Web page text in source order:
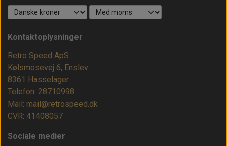
Kontaktoplysninger
Retro Speed ApS
Kølsmosevej 6, Enslev
8361 Hasselager
Telefon: 28710998
Mail: mail@retrospeed.dk
CVR: 41408057
Sociale medier